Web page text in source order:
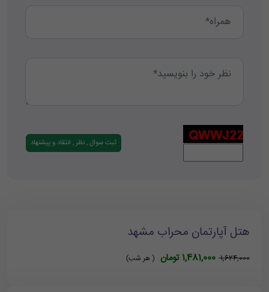
هتل آپارتمان محراب مشهد
1,624,000 1,481,000 تومان ( هر شب)